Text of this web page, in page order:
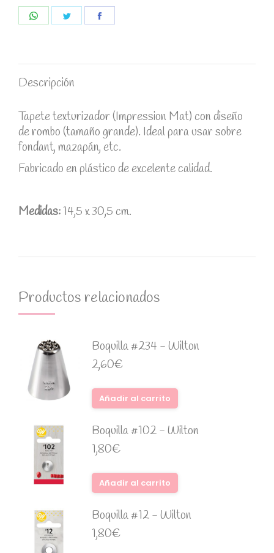
Descripción
Tapete texturizador (Impression Mat) con diseño
de rombo (tamaño grande). Ideal para usar sobre
fondant, mazapán, etc.
Fabricado en plástico de excelente calidad.
Medidas:14,5 x 30,5 cm.
Productos relacionados
Boquilla #234 - Wilton
2,60€
Añadir al carrito
Boquilla #102 - Wilton
1,80€
Añadir al carrito
Boquilla #12 - Wilton
1,80€